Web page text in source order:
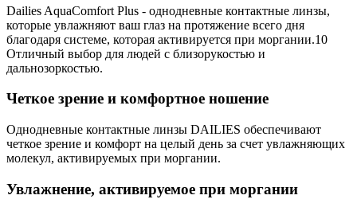
Dailies AquaComfort Plus - однодневные контактные линзы,
которые увлажняют ваш глаз на протяжение всего дня
благодаря системе, которая активируется при моргании.10
Отличный выбор для людей с близорукостью и
дальнозоркостью.
Четкое зрение и комфортное ношение
Однодневные контактные линзы DAILIES обеспечивают
четкое зрение и комфорт на целый день за счет увлажняющих
молекул, активируемых при моргании.
Увлажнение, активируемое при моргании